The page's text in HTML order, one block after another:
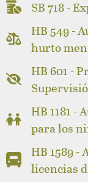
SB 718 -
HB 549 -
hurto
HB 601 -
HB 1181 -
para los
HB 1589 -
licencias